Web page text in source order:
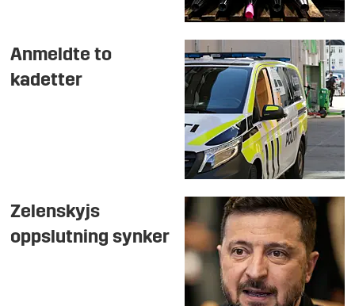
Anmeldte to
kadetter
Zelenskyjs
oppslutning synker